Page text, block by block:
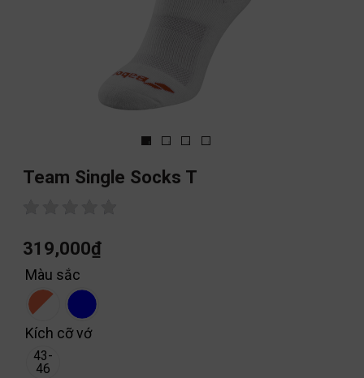
Team Single Socks T
319,000₫
Màu sắc
Kích cỡ vớ
43-
46